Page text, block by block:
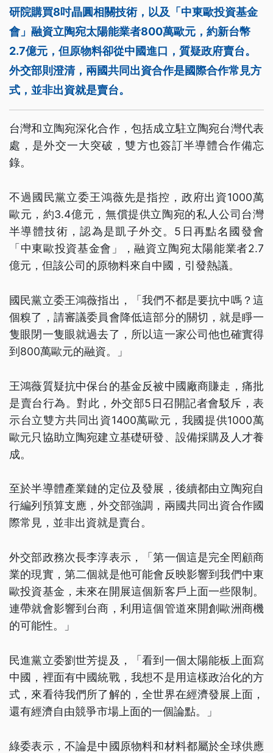
研院購買8吋晶圓相關技術，以及「中東歐投資基金
會」融資立陶宛太陽能業者800萬歐元，約新台幣
2.7億元，但原物料卻從中國進口，質疑政府賣台。
外交部則澄清，兩國共同出資合作是國際合作常見方
式，並非出資就是賣台。
台灣和立陶宛深化合作，包括成立駐立陶宛台灣代表
處，是外交一大突破，雙方也簽訂半導體合作備忘
錄。
不過國民黨立委王鴻薇先是指控，政府出資1000萬
歐元，約3.4億元，無償提供立陶宛的私人公司台灣
半導體技術，認為是凱子外交。5日再點名國發會
「中東歐投資基金會」，融資立陶宛太陽能業者2.7
億元，但該公司的原物料來自中國，引發熱議。
國民黨立委王鴻薇指出，「我們不都是要抗中嗎？這
個糗了，請審議委員會降低這部分的關切，就是睜一
隻眼閉一隻眼就過去了，所以這一家公司他也確實得
到800萬歐元的融資。」
王鴻薇質疑抗中保台的基金反被中國廠商賺走，痛批
是賣台行為。對此，外交部5日召開記者會駁斥，表
示台立雙方共同出資1400萬歐元，我國提供1000萬
歐元只協助立陶宛建立基礎研發、設備採購及人才養
成。
至於半導體產業鏈的定位及發展，後續都由立陶宛自
行編列預算支應，外交部強調，兩國共同出資合作國
際常見，並非出資就是賣台。
外交部政務次長李淳表示，「第一個這是完全罔顧商
業的現實，第二個就是他可能會反映影響到我們中東
歐投資基金，未來在開展這個新客戶上面一些限制。
連帶就會影響到台商，利用這個管道來開創歐洲商機
的可能性。」
民進黨立委劉世芳提及，「看到一個太陽能板上面寫
中國，裡面有中國統戰，我想不是用這樣政治化的方
式，來看待我們所了解的，全世界在經濟發展上面，
還有經濟自由競爭市場上面的一個論點。」
綠委表示，不論是中國原物料和材料都屬於全球供應